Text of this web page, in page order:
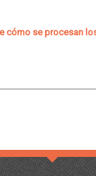
cómo se procesan